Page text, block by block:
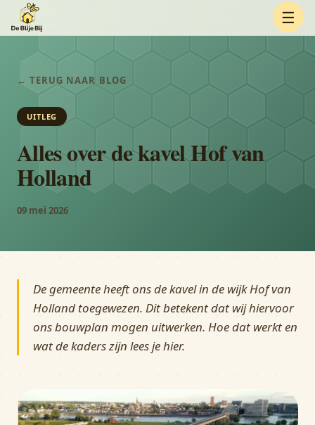
☰
← TERUG NAAR BLOG
UITLEG
Alles over de kavel Hof van
Holland
09 mei 2026
De gemeente heeft ons de kavel in de wijk Hof van
Holland toegewezen. Dit betekent dat wij hiervoor
ons bouwplan mogen uitwerken. Hoe dat werkt en
wat de kaders zijn lees je hier.